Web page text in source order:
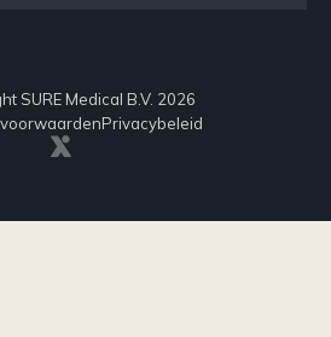
SURE Medical B.V. 2026
Privacybeleid